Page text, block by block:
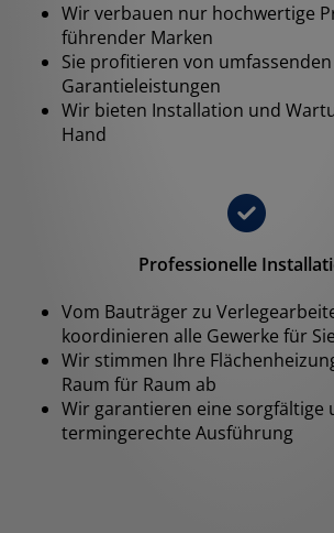
Wir verbauen nur hochwertige
führender Marken
Sie profitieren von
Garantieleistungen
Wir bieten Installation und
Hand
Professionelle
Vom Bauträger zu
koordinieren alle Gewerke für Sie
Wir stimmen Ihre
Raum für Raum ab
Wir garantieren eine sorgfältige
termingerechte Ausführung